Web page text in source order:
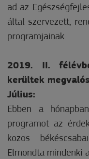
ad az
által szervezett,
programjainak.
2019. II.
kerültek
Július:
Ebben a
programot az
közös
Elmondta mindenki